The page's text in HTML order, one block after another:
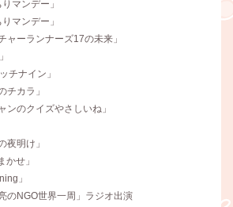
マンデー」
マンデー」
ャーランナーズ17の未来」
チナイン」
カラ」
ンのクイズやさしいね」
夜明け」
せ」
」
のNGO世界一周」ラジオ出演